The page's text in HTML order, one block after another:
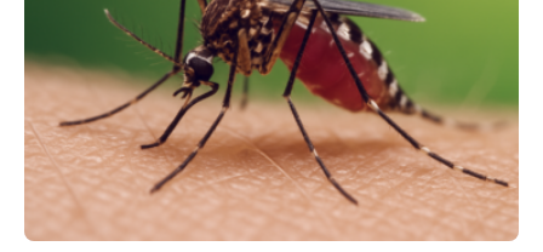
die noch heute in der Natur vorkommt: die
Süßwasseralge Coleochaetophyceae. Einige Arten
dieser Gruppe bilden aus Zellfäden dichte Geflechte
mit scheibenförmiger Gestalt. Was auffällig ist: Die
nächsten…